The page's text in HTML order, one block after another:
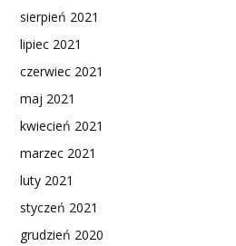
sierpień 2021
lipiec 2021
czerwiec 2021
maj 2021
kwiecień 2021
marzec 2021
luty 2021
styczeń 2021
grudzień 2020